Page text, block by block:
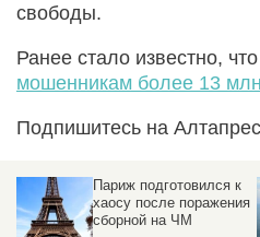
свободы.
Ранее стало известно, что
мошенникам более 13
Подпишитесь на
Новая атака, графики
по свету, очереди на
мосту, бензин. Что